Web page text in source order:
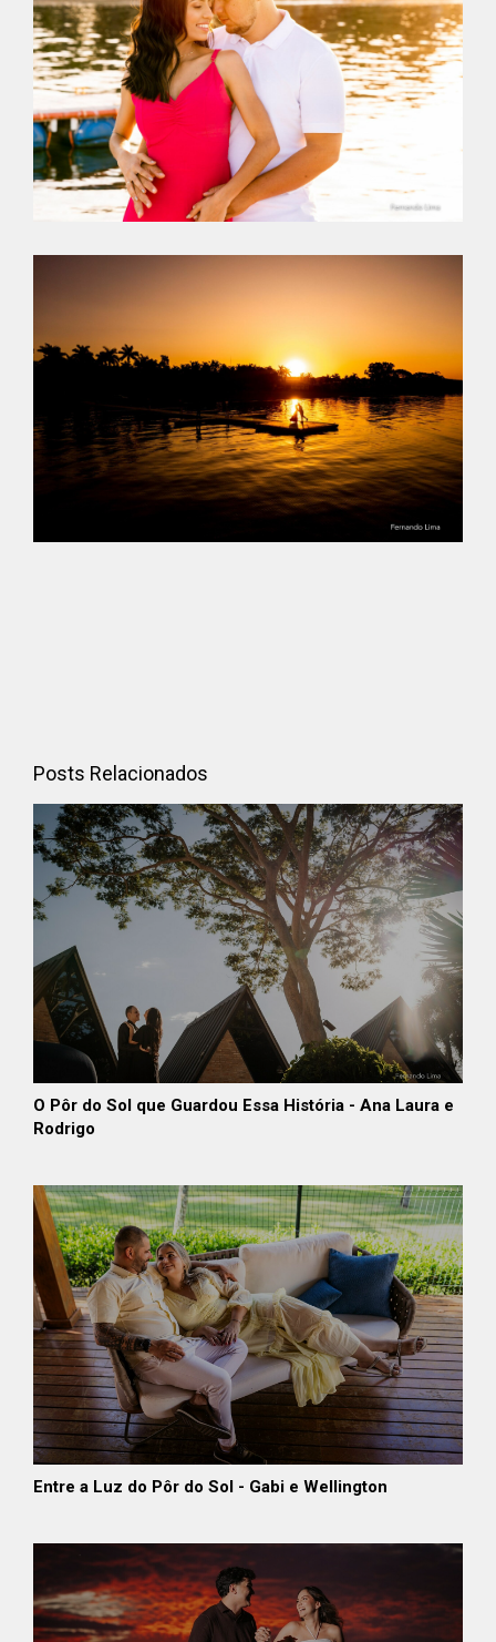
Posts Relacionados
O Pôr do Sol que Guardou Essa História - Ana Laura e
Rodrigo
Entre a Luz do Pôr do Sol - Gabi e Wellington